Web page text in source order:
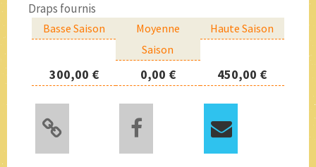
Draps fournis
Basse Saison
Moyenne
Saison
Haute Saison
300,00 € 0,00 € 450,00 €